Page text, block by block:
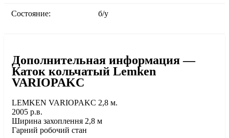
Состояние: б/у
Дополнительная информация —
Каток кольчатый Lemken
VARIOPAKC
LEMKEN VARIOPAKC 2,8 м.
2005 р.в.
Ширина захоплення 2,8 м
Гарний робочий стан